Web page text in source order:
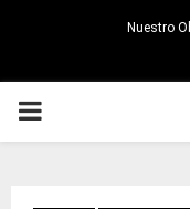
Nuestro
PRIMARY